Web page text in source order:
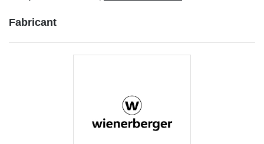
Fabricant